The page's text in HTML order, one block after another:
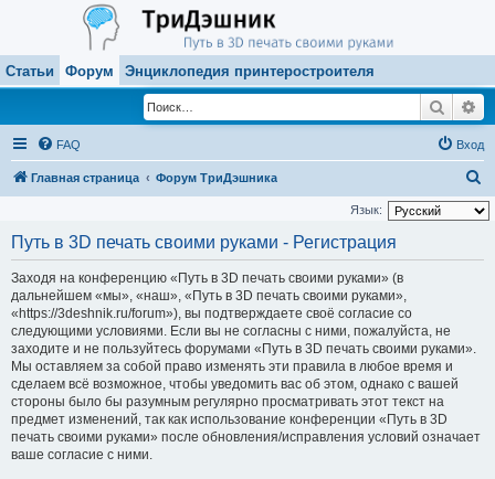
Статьи Форум Энциклопедия принтеростроителя
Поиск
FAQ Вход
Главная страница Форум ТриДэшника
о
Язык:
Путь в 3D печать своими руками - Регистрация
Заходя на конференцию «Путь в 3D печать своими руками» (в
дальнейшем «мы», «наш», «Путь в 3D печать своими руками»,
«https://3deshnik.ru/forum»), вы подтверждаете своё согласие со
следующими условиями. Если вы не согласны с ними, пожалуйста, не
заходите и не пользуйтесь форумами «Путь в 3D печать своими руками».
Мы оставляем за собой право изменять эти правила в любое время и
сделаем всё возможное, чтобы уведомить вас об этом, однако с вашей
стороны было бы разумным регулярно просматривать этот текст на
предмет изменений, так как использование конференции «Путь в 3D
печать своими руками» после обновления/исправления условий означает
ваше согласие с ними.